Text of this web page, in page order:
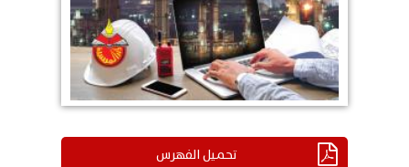
تحميل الفهرس